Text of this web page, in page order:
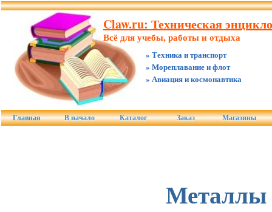
Claw.ru: Техническая
Всё для учебы, работы и отдыха
» Техника и транспорт
» Мореплавание и флот
» Авиация и космонавтика
Главная В начало Каталог Заказ Магазины
Металлы